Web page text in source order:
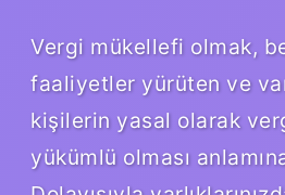
Vergi mükellefi olmak,
faaliyetler yürüten ve
kişilerin yasal olarak
yükümlü olması